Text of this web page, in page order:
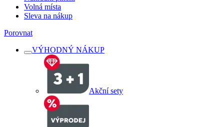
Volná místa
Sleva na nákup
Porovnat
VÝHODNÝ NÁKUP
Akční sety